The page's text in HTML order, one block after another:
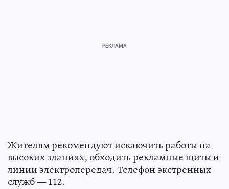
Жителям рекомендуют исключить работы на
высоких зданиях, обходить рекламные щиты и
линии электропередач. Телефон экстренных
служб — 112.